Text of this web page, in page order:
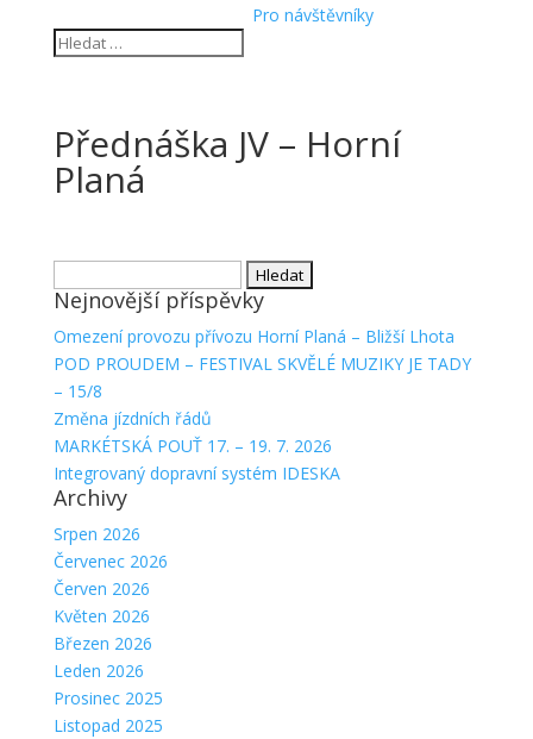
Pro návštěvníky
Přednáška JV – Horní
Planá
Nejnovější příspěvky
Omezení provozu přívozu Horní Planá – Bližší Lhota
POD PROUDEM – FESTIVAL SKVĚLÉ MUZIKY JE TADY
– 15/8
Změna jízdních řádů
MARKÉTSKÁ POUŤ 17. – 19. 7. 2026
Integrovaný dopravní systém IDESKA
Archivy
Srpen 2026
Červenec 2026
Červen 2026
Květen 2026
Březen 2026
Leden 2026
Prosinec 2025
Listopad 2025